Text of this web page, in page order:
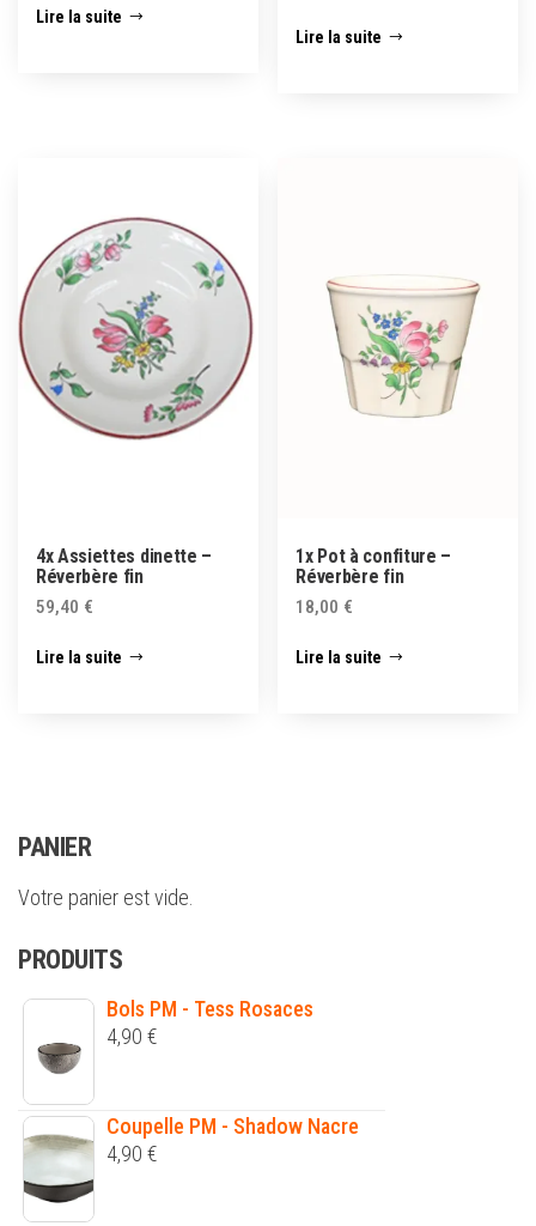
Lire la suite
Lire la suite
4x Assiettes dinette –
Réverbère fin
59,40 €
Lire la suite
1x Pot à confiture –
Réverbère fin
18,00 €
Lire la suite
PANIER
Votre panier est vide.
PRODUITS
Bols PM - Tess Rosaces
4,90 €
Coupelle PM - Shadow Nacre
4,90 €